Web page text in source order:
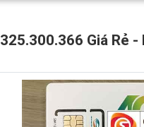
Giá Rẻ -